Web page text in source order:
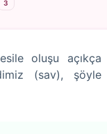
3
oluşu açıkça
(sav), şöyle